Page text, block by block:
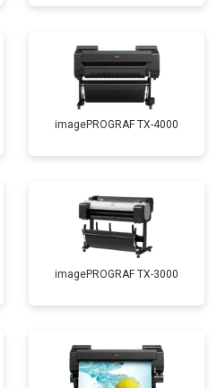
imagePROGRAF TX-4000
imagePROGRAF TX-3000